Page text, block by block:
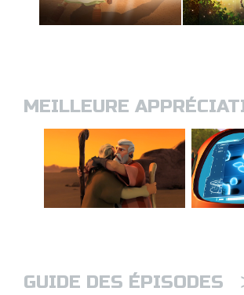
MEILLEURE
GUIDE DES ÉPISODES